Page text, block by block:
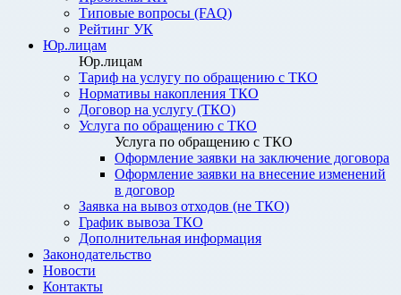
Типовые вопросы (FAQ)
Рейтинг УК
Юр.лицам
Юр.лицам
Тариф на услугу по обращению с ТКО
Нормативы накопления ТКО
Договор на услугу (ТКО)
Услуга по обращению с ТКО
Услуга по обращению с ТКО
Оформление заявки на заключение договора
Оформление заявки на внесение изменений
в договор
Заявка на вывоз отходов (не ТКО)
График вывоза ТКО
Дополнительная информация
Законодательство
Новости
Контакты